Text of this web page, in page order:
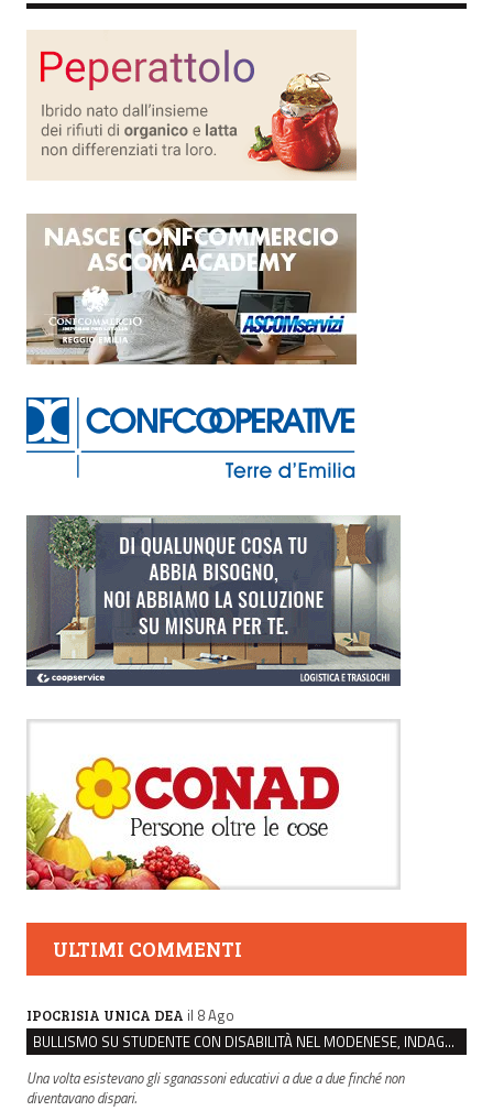
ULTIMI COMMENTI
IPOCRISIA UNICA DEA il 8 Ago
BULLISMO SU STUDENTE CON DISABILITÀ NEL MODENESE, INDAGATI DUE RAGAZZI DI 16 ANNI
Una volta esistevano gli sganassoni educativi a due a due finché non
diventavano dispari.